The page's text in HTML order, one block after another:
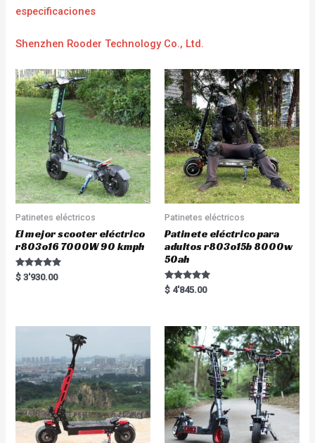
especificaciones
Shenzhen Rooder Technology Co., Ltd.
Patinetes eléctricos
El mejor scooter eléctrico
r803o16 7000W 90 kmph
Rated
5.00
$ 3'930.00
Patinetes eléctricos
Patinete eléctrico para
adultos r803o15b 8000w
50ah
Rated
5.00
$ 4'845.00